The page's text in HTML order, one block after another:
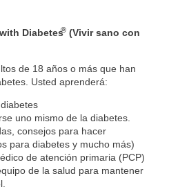
Diabetes® (Vivir sano con
de 18 años o más que han
Usted aprenderá:
uno mismo de la diabetes.
consejos para hacer
para diabetes y mucho más)
de atención primaria (PCP)
de la salud para mantener
.